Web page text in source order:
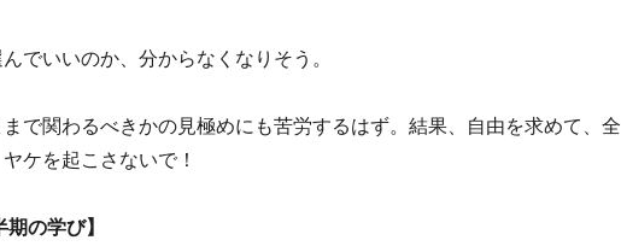
でいいのか、分からなくなりそう。
で関わるべきかの見極めにも苦労するはず。結果、自由を求めて、全
ケを起こさないで！
の学び】